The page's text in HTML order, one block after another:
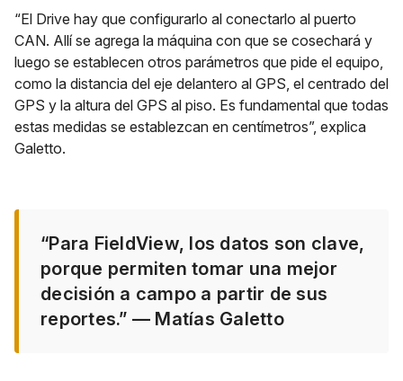
“El Drive hay que configurarlo al conectarlo al puerto
CAN. Allí se agrega la máquina con que se cosechará y
luego se establecen otros parámetros que pide el equipo,
como la distancia del eje delantero al GPS, el centrado del
GPS y la altura del GPS al piso. Es fundamental que todas
estas medidas se establezcan en centímetros”, explica
Galetto.
“Para FieldView, los datos son clave,
porque permiten tomar una mejor
decisión a campo a partir de sus
reportes.” — Matías Galetto